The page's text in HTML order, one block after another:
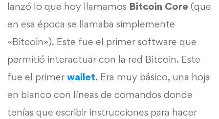
lanzó lo que hoy llamamos Bitcoin Core (que
en esa época se llamaba simplemente
«Bitcoin»). Este fue el primer software que
permitió interactuar con la red Bitcoin. Este
fue el primer wallet. Era muy básico, una hoja
en blanco con líneas de comandos donde
tenías que escribir instrucciones para hacer